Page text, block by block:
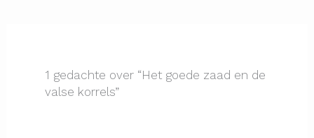
1 gedachte over “Het goede zaad en de
valse korrels”